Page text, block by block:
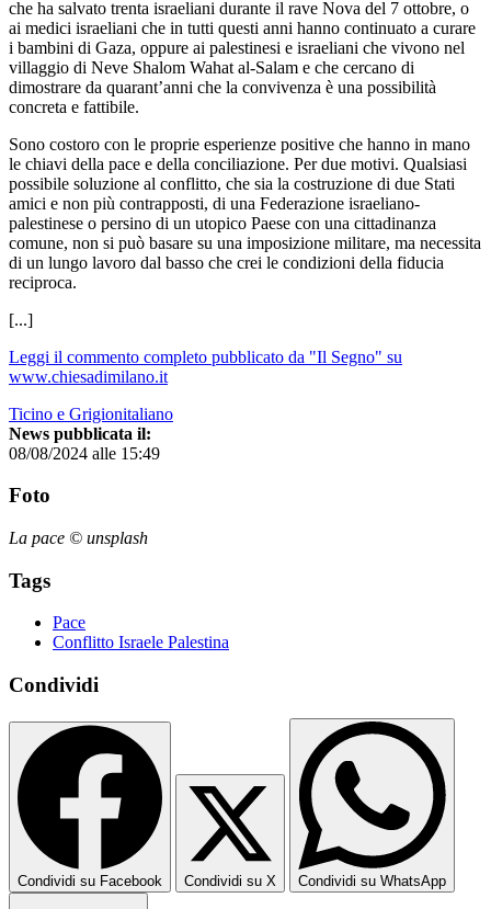
che ha salvato trenta israeliani durante il rave Nova del 7 ottobre, o
ai medici israeliani che in tutti questi anni hanno continuato a curare
i bambini di Gaza, oppure ai palestinesi e israeliani che vivono nel
villaggio di Neve Shalom Wahat al-Salam e che cercano di
dimostrare da quarant’anni che la convivenza è una possibilità
concreta e fattibile.
Sono costoro con le proprie esperienze positive che hanno in mano
le chiavi della pace e della conciliazione. Per due motivi. Qualsiasi
possibile soluzione al conflitto, che sia la costruzione di due Stati
amici e non più contrapposti, di una Federazione israeliano-
palestinese o persino di un utopico Paese con una cittadinanza
comune, non si può basare su una imposizione militare, ma necessita
di un lungo lavoro dal basso che crei le condizioni della fiducia
reciproca.
[...]
Leggi il commento completo pubblicato da "Il Segno" su
www.chiesadimilano.it
Ticino e Grigionitaliano
News pubblicata il:
08/08/2024 alle 15:49
Foto
La pace © unsplash
Tags
Pace
Conflitto Israele Palestina
Condividi
Condividi su Facebook Condividi su X Condividi su WhatsApp